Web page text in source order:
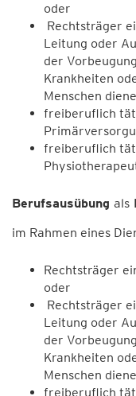
oder
Rechtsträger
Leitung oder
der
Krankheiten
Menschen
freiberuflich
freiberuflich
Berufsausübung als
im Rahmen eines
Rechtsträger
oder
Rechtsträger
Leitung oder
der
Krankheiten
Menschen
freiberuflich